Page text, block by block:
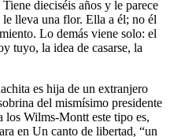
dieciséis años y le parece
lleva una flor. Ella a él; no él
Lo demás viene solo: el
tuyo, la idea de casarse, la
es hija de un extranjero
del mismísimo presidente
los Wilms-Montt este tipo es,
en Un canto de libertad, “un